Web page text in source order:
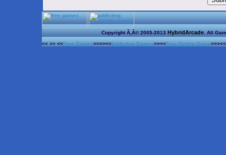
Copyright Ã‚Â© 2005-2013 HybridArcade . All
<< >> <<Free Games>>>><<Addicting Games>><<Free Online Game